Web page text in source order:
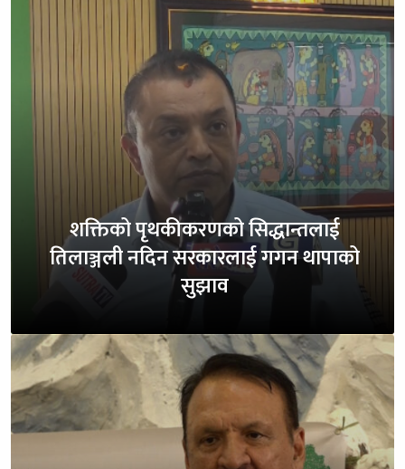
शक्तिको पृथकीकरणको सिद्धान्तलाई
तिलाञ्जली नदिन सरकारलाई गगन थापाको
सुझाव